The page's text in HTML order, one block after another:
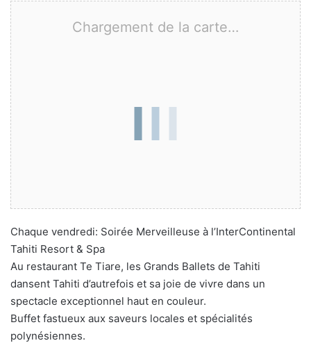
Chargement de la carte…
Chaque vendredi: Soirée Merveilleuse à l’InterContinental
Tahiti Resort & Spa
Au restaurant Te Tiare, les Grands Ballets de Tahiti
dansent Tahiti d’autrefois et sa joie de vivre dans un
spectacle exceptionnel haut en couleur.
Buffet fastueux aux saveurs locales et spécialités
polynésiennes.